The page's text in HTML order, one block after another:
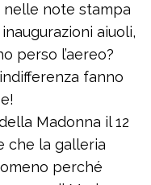
note stampa
aiuoli,
perso l’aereo?
fanno
Madonna il 12
che la galleria
perché